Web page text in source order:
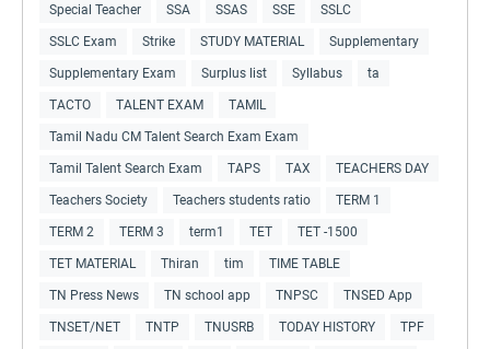
Special Teacher SSA SSAS SSE SSLC
SSLC Exam Strike STUDY MATERIAL Supplementary
Supplementary Exam Surplus list Syllabus ta
TACTO TALENT EXAM TAMIL
Tamil Nadu CM Talent Search Exam Exam
Tamil Talent Search Exam TAPS TAX TEACHERS DAY
Teachers Society Teachers students ratio TERM 1
TERM 2 TERM 3 term1 TET TET -1500
TET MATERIAL Thiran tim TIME TABLE
TN Press News TN school app TNPSC TNSED App
TNSET/NET TNTP TNUSRB TODAY HISTORY TPF